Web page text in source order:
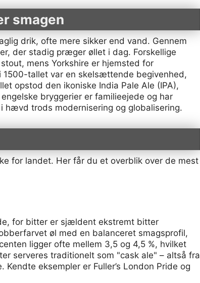
smagen
drik, ofte mere sikker end vand. Gennem
der stadig præger øllet i dag. Forskellige
mens Yorkshire er hjemsted for
1500-tallet var en skelsættende begivenhed,
opstod den ikoniske India Pale Ale (IPA),
bryggerier er familieejede og har
hævd trods modernisering og globalisering.
for landet. Her får du et overblik over de mest
for bitter er sjældent ekstremt bitter
øl med en balanceret smagsprofil,
ligger ofte mellem 3,5 og 4,5 %, hvilket
serveres traditionelt som "cask ale" – altså fra
eksempler er Fuller’s London Pride og